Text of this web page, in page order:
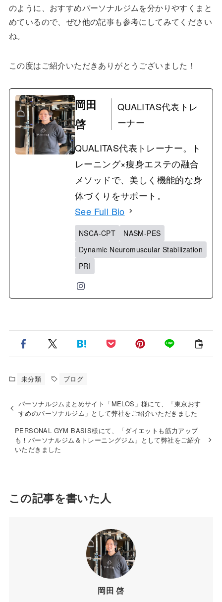
のように、おすすめパーソナルジムを分かりやすくまと
めているので、ぜひ他の記事も参考にしてみてください
ね。
この度はご紹介いただきありがとうございました！
岡田
啓
QUALITAS代表トレ
ーナー
QUALITAS代表トレーナー。ト
レーニング×痩身エステの融合
メソッドで、美しく機能的な身
体づくりをサポート。
See Full Bio
NSCA-CPT
NASM-PES
Dynamic Neuromuscular Stabilization
PRI
未分類 ブログ
パーソナルジムまとめサイト「MELOS」様にて、「東京おす
すめのパーソナルジム」として弊社をご紹介いただきました
PERSONAL GYM BASIS様にて、「ダイエットも筋力アップ
も！パーソナルジム＆トレーニングジム」として弊社をご紹介
いただきました
この記事を書いた人
岡田 啓